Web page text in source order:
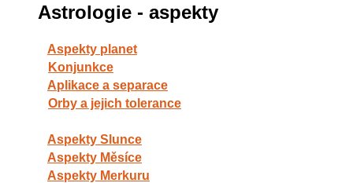
Astrologie - aspekty
Aspekty planet
Konjunkce
Aplikace a separace
Orby a jejich tolerance
Aspekty Slunce
Aspekty Měsíce
Aspekty Merkuru